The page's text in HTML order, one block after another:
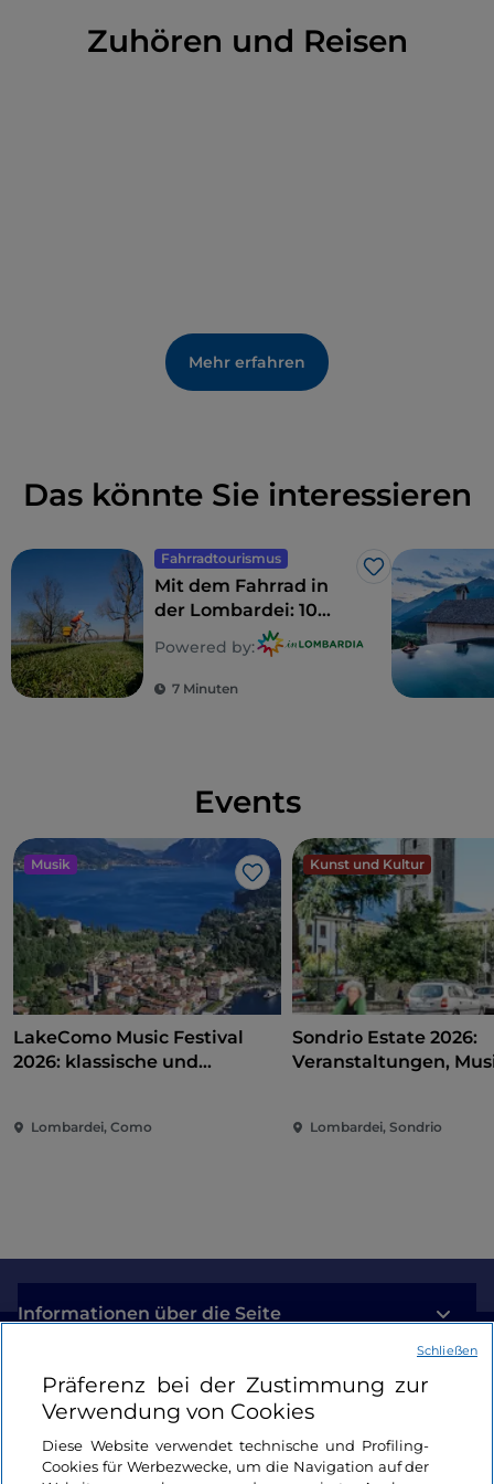
Zuhören und Reisen
Mehr erfahren
Das könnte Sie interessieren
Fahrradtourismus
Like
Mit dem Fahrrad in
der Lombardei: 10
Routen für Familien
Powered by:
7 Minuten
Events
Musik
Like
LakeComo Music Festival
2026: klassische und
am Comer See
Lombardei, Como
Kunst und Kultur
Sondrio Estate 2026:
Veranstaltungen,
Lombardei, Sondrio
Informationen über die Seite
Nützliche Links
Login
Präferenz bei der Zustimmung zur
Verwendung von Cookies
Diese Website verwendet technische und Profiling-
Cookies für Werbezwecke, um die Navigation auf der
Schließen